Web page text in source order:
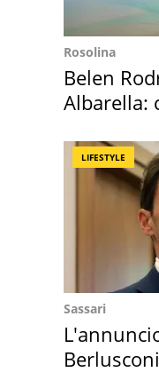
Rosolina
Belen
Albarella:
LIFESTYLE
Sassari